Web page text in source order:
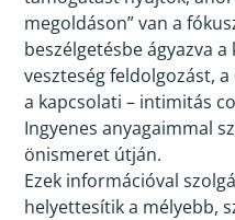
megoldáson” van a
beszélgetésbe ágyazva
veszteség feldolgozást,
a kapcsolati – intimitás
Ingyenes anyagaimmal
önismeret útján.
Ezek információval
helyettesítik a mélyebb,